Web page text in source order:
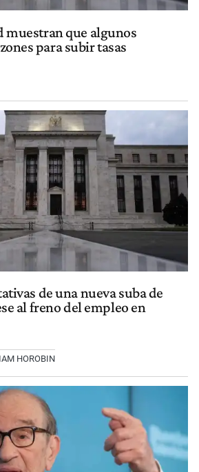
muestran que algunos
para subir tasas
de una nueva suba de
al freno del empleo en
HOROBIN